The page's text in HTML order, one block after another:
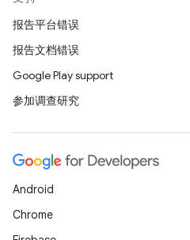
报告平台错误
报告文档错误
Google Play support
参加调查研究
Android
Chrome